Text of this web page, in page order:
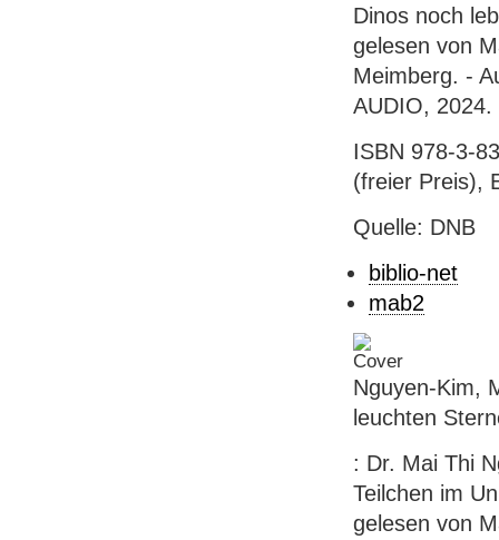
Dinos noch
gelesen von
Meimberg. -
AUDIO, 2024.
ISBN 978-3-
(freier Preis),
Quelle: DNB
biblio-net
mab2
Nguyen-Kim,
leuchten
: Dr. Mai Thi
Teilchen im
gelesen von